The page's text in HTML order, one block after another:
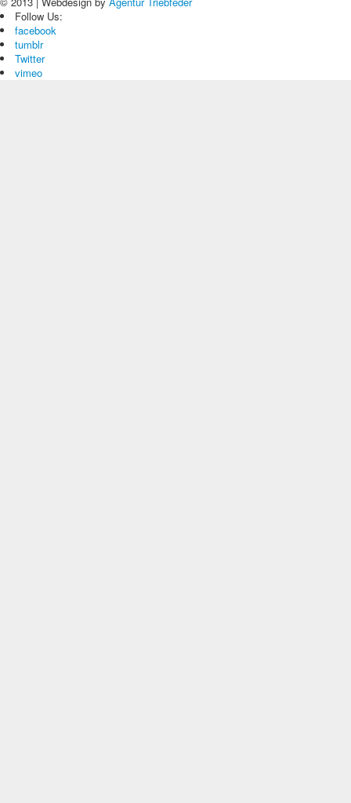
Follow Us:
facebook
tumblr
Twitter
vimeo